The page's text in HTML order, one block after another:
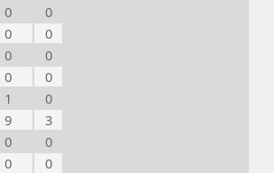
0
0
0
0
0
0
0
0
1
0
9
3
0
0
0
0